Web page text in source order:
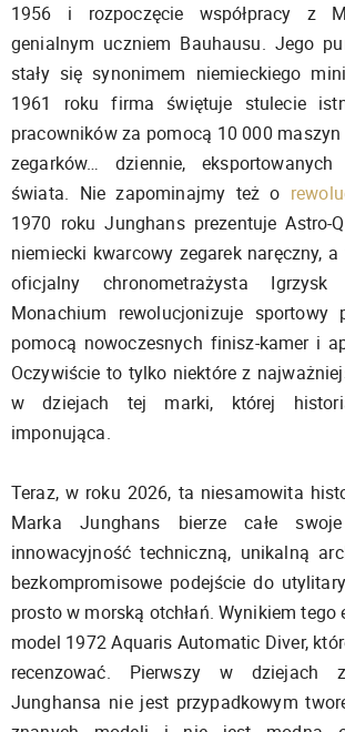
1956 i rozpoczęcie współpracy z
genialnym uczniem Bauhausu. Jego
stały się synonimem niemieckiego
1961 roku firma świętuje stulecie
pracowników za pomocą 10 000
zegarków… dziennie,
świata. Nie zapominajmy też o
1970 roku Junghans prezentuje Astro-
niemiecki kwarcowy zegarek naręczny,
oficjalny chronometrażysta
Monachium rewolucjonizuje sportowy
pomocą nowoczesnych finisz-kamer i
Oczywiście to tylko niektóre z
w dziejach tej marki, której
imponująca.
Teraz, w roku 2026, ta niesamowita
Marka Junghans bierze całe
innowacyjność techniczną, unikalną
bezkompromisowe podejście do
prosto w morską otchłań. Wynikiem tego
model 1972 Aquaris Automatic Diver,
recenzować. Pierwszy w dziejach
Junghansa nie jest przypadkowym